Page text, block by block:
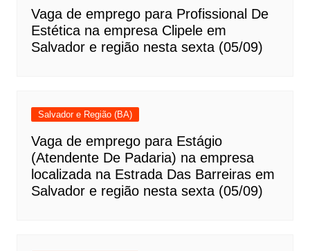
Vaga de emprego para Profissional De
Estética na empresa Clipele em
Salvador e região nesta sexta (05/09)
Salvador e Região (BA)
Vaga de emprego para Estágio
(Atendente De Padaria) na empresa
localizada na Estrada Das Barreiras em
Salvador e região nesta sexta (05/09)